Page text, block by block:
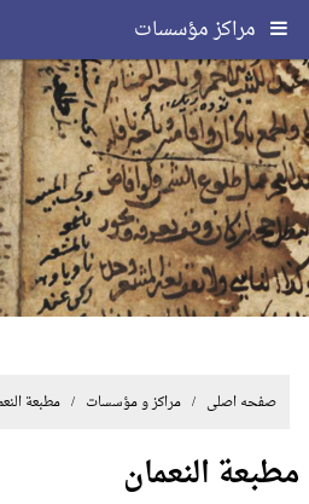
مراکز مؤسسات
صفحه اصلی / مراکز و مؤسسات / مطبعة
مطبعة النعمان